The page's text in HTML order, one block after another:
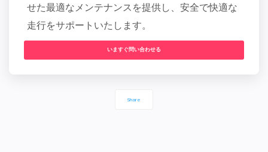
せた最適なメンテナンスを提供し、安全で快適な
走行をサポートいたします。
いますぐ問い合わせる
Share